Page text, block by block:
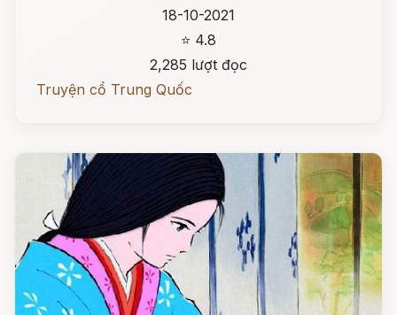
18-10-2021
⭐ 4.8
2,285 lượt đọc
Truyện cổ Trung Quốc